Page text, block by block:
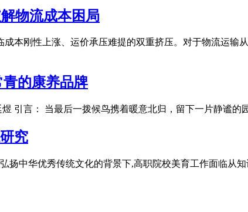
物流成本困局
本刚性上涨、运价承压难提的双重挤压。对于物流运输
的康养品牌
引言： 当最后一拨候鸟携着暖意北归，留下一片静谧
究
扬中华优秀传统文化的背景下,高职院校美育工作面临从